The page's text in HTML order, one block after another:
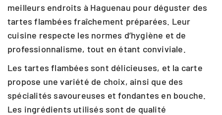
meilleurs endroits à Haguenau pour déguster des
tartes flambées fraîchement préparées. Leur
cuisine respecte les normes d’hygiène et de
professionnalisme, tout en étant conviviale.
Les tartes flambées sont délicieuses, et la carte
propose une variété de choix, ainsi que des
spécialités savoureuses et fondantes en bouche.
Les ingrédients utilisés sont de qualité